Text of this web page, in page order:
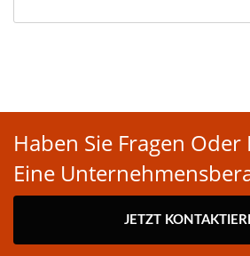
Haben Sie Fragen
Eine
JETZT